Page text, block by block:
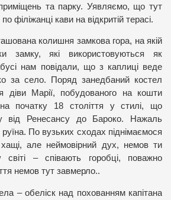
та парку. Уявляємо, що тут
філіжанці кави на відкритій терасі.
колишня замкова гора, на якій
замку, які використовуються як
нам повідали, що з каплиці веде
за село. Поряд занедбаний костел
діви Марії, побудованого на кошти
початку 18 століття у стилі, що
від Ренесансу до Бароко. Нажаль
По вузьких сходах піднімаємося
але неймовірний дух, немов ти
– співають горобці, поважно
немов тут завмерло..
– обеліск над похованням капітана